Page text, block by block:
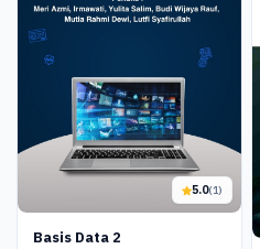
5.0(1)
Basis Data 2